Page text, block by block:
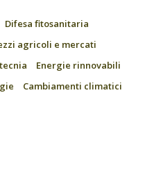
Difesa fitosanitaria
agricoli e mercati
Energie rinnovabili
Cambiamenti climatici